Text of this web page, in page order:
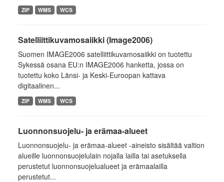
ZIP WMS WCS
Satelliittikuvamosaiikki (Image2006)
Suomen IMAGE2006 satelliittikuvamosaiikki on tuotettu
Sykessä osana EU:n IMAGE2006 hanketta, jossa on
tuotettu koko Länsi- ja Keski-Euroopan kattava
digitaalinen...
ZIP WMS WCS
Luonnonsuojelu- ja erämaa-alueet
Luonnonsuojelu- ja erämaa-alueet -aineisto sisältää valtion
alueille luonnonsuojelulain nojalla lailla tai asetuksella
perustetut luonnonsuojelualueet ja erämaalailla
perustetut...